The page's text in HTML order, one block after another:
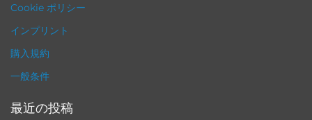
Cookie ポリシー
インプリント
購入規約
一般条件
最近の投稿